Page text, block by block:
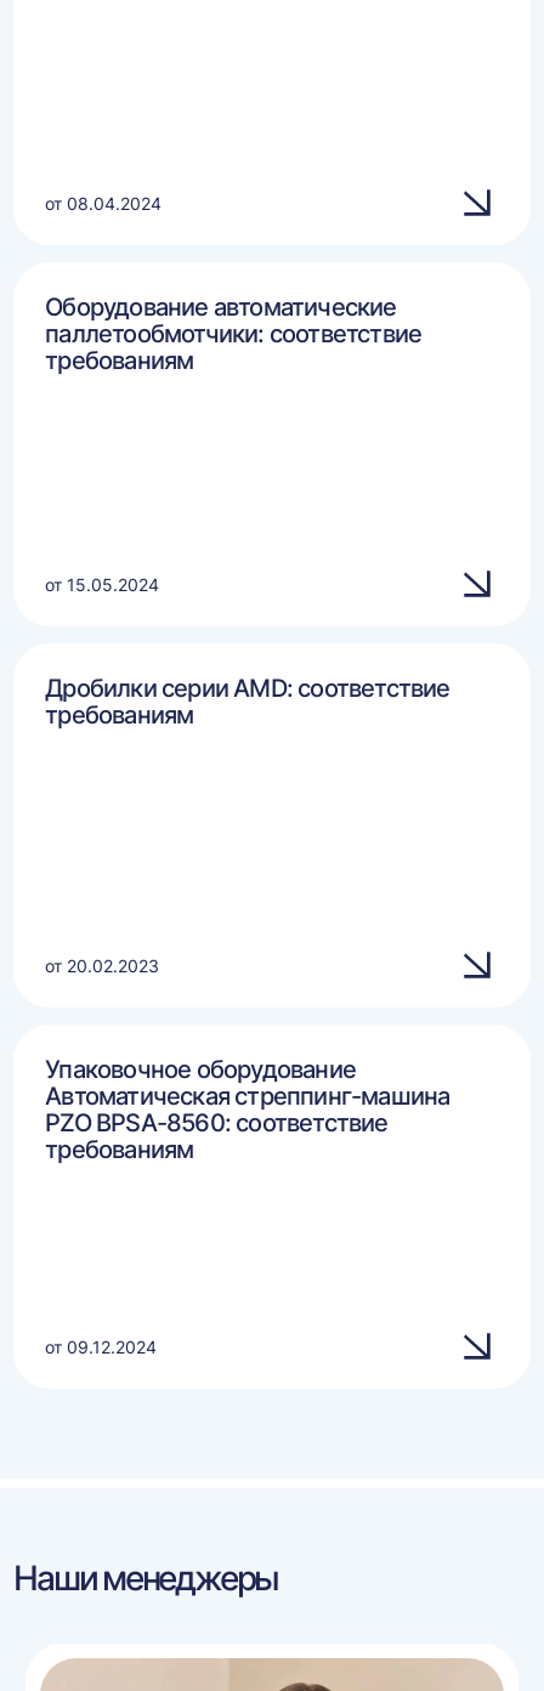
от 08.04.2024
Оборудование автоматические
паллетообмотчики: соответствие
требованиям
от 15.05.2024
Дробилки серии AMD: соответствие
требованиям
от 20.02.2023
Упаковочное оборудование
Автоматическая стреппинг-машина
PZO BPSA-8560: соответствие
требованиям
от 09.12.2024
Наши менеджеры